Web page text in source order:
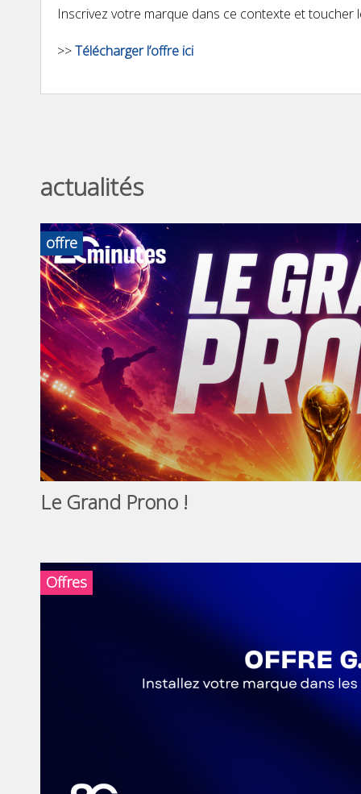
Inscrivez votre marque dans ce contexte et
>>Télécharger l’offre ici
actualités
offre
Le Grand Prono !
Offres